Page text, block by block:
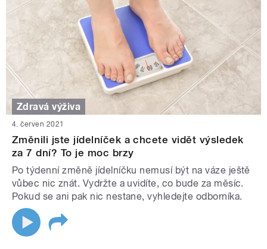
Zdravá výživa
4. červen 2021
Změnili jste jídelníček a chcete vidět výsledek
za 7 dní? To je moc brzy
Po týdenní změně jídelníčku nemusí být na váze ještě
vůbec nic znát. Vydržte a uvidíte, co bude za měsíc.
Pokud se ani pak nic nestane, vyhledejte odborníka.